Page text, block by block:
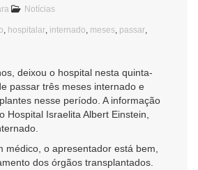
Notícias
hospitalar internado meses passar
deixou o hospital nesta quinta-
passar três meses internado e
nesse período. A informação
Hospital Israelita Albert Einstein,
médico, o apresentador está bem,
dos órgãos transplantados.